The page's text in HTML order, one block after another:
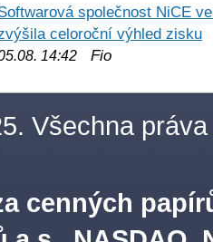
společnost NiCE
celoroční výhled zisku
14:42 Fio
Všechna práva
cenných